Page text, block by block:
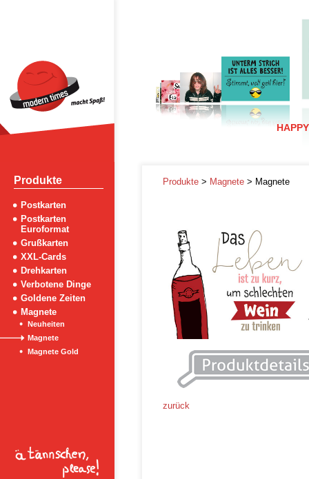
Produkte
Postkarten
Postkarten
Euroformat
Grußkarten
XXL-Cards
Drehkarten
Verbotene Dinge
Goldene Zeiten
Magnete
Neuheiten
Magnete
Magnete Gold
Produkte > Magnete > Magnete
zurück